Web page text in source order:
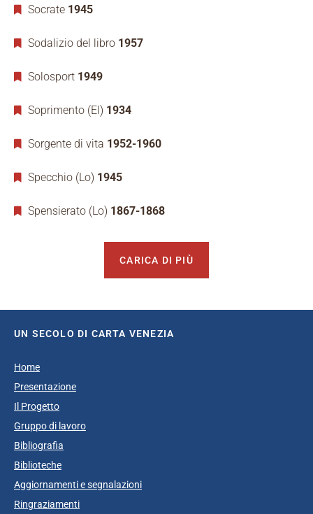
Socrate 1945
Sodalizio del libro 1957
Solosport 1949
Soprimento (El) 1934
Sorgente di vita 1952-1960
Specchio (Lo) 1945
Spensierato (Lo) 1867-1868
CARICA DI PIÙ
UN SECOLO DI CARTA VENEZIA
Home
Presentazione
Il Progetto
Gruppo di lavoro
Bibliografia
Biblioteche
Aggiornamenti e segnalazioni
Ringraziamenti